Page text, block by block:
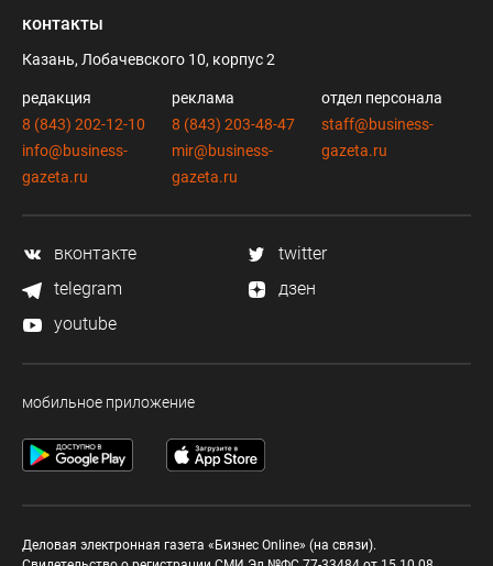
контакты
Казань, Лобачевского 10, корпус 2
редакция
8 (843) 202-12-10
info@business-
gazeta.ru
реклама
8 (843) 203-48-47
mir@business-
gazeta.ru
отдел персонала
staff@business-
gazeta.ru
вконтакте
twitter
telegram
дзен
youtube
мобильное приложение
Деловая электронная газета «Бизнес Online» (на связи).